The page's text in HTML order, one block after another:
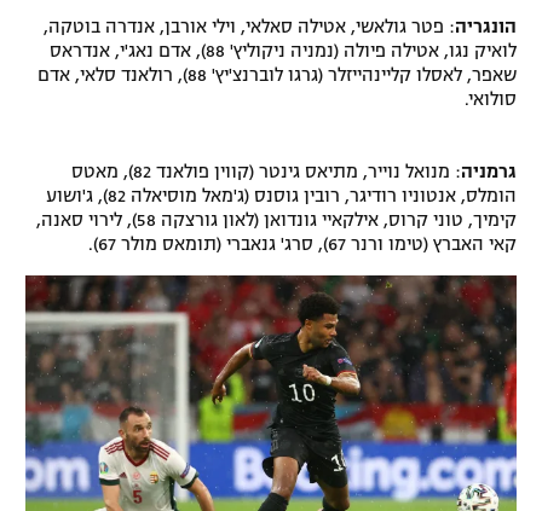
הונגריה: פטר גולאשי, אטילה סאלאי, וילי אורבן, אנדרה בוטקה,
לואיק נגו, אטילה פיולה (נמניה ניקוליץ' 88), אדם נאג'י, אנדראס
שאפר, לאסלו קליינהייזלר (גרגו לוברנצ'יץ' 88), רולאנד סלאי, אדם
סולואי.
גרמניה
: מנואל נוייר, מתיאס גינטר (קווין פולאנד 82), מאטס
הומלס, אנטוניו רודיגר, רובין גוסנס (ג'מאל מוסיאלה 82), ג'ושוע
קימיך, טוני קרוס, אילקאיי גונדואן (לאון גורצקה 58), לירוי סאנה,
קאי האברץ (טימו ורנר 67), סרג' גנאברי (תומאס מולר 67).